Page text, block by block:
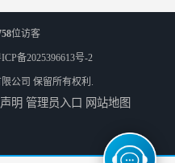
河南安阳欧美日加FBA空海运入仓DHL快递代理当日提取
位访客
备2025396613号-2
公司 保留所有权利.
明 管理员入口 网站地图